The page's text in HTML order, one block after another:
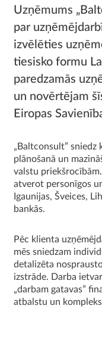
Uzņēmums
par
izvēlēties
tiesisko formu
paredzamās
un novērtējam
Eiropas
„Baltconsult” sniedz
plānošanā un
valstu
atverot personīgos
Igaunijas, Šveices,
bankās.
Pēc klienta
mēs sniedzam
detalizēta
izstrāde. Darba
„darbam gatavas”
atbalstu un